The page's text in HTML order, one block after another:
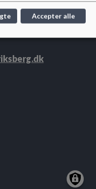
Accepter alle